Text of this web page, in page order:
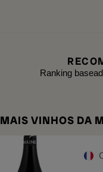
Ranking
MAIS VINHOS DA